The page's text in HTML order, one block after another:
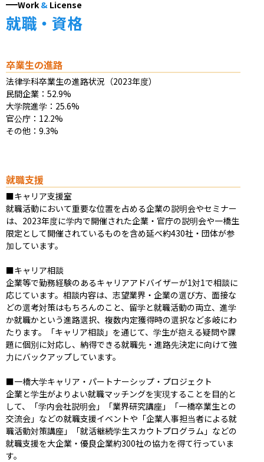
Work & License
就職・資格
卒業生の進路
法律学科卒業生の進路状況（2023年度）
民間企業：52.9%
大学院進学：25.6%
官公庁：12.2%
その他：9.3%
就職支援
■キャリア支援室
就職活動において重要な位置を占める企業の説明会やセミナー
は、2023年度に学内で開催された企業・官庁の説明会や一橋生
限定として開催されているものを含め延べ約430社・団体が参
加しています。
■キャリア相談
企業等で勤務経験のあるキャリアアドバイザーが1対1で相談に
応じています。相談内容は、志望業界・企業の選び方、面接な
どの選考対策はもちろんのこと、留学と就職活動の両立、進学
か就職かという進路選択、複数内定獲得時の選択など多岐にわ
たります。「キャリア相談」を通じて、学生が抱える疑問や課
題に個別に対応し、納得できる就職先・進路先決定に向けて強
力にバックアップしています。
■一橋大学キャリア・パートナーシップ・プロジェクト
企業と学生がよりよい就職マッチングを実現することを目的と
して、「学内会社説明会」「業界研究講座」「一橋卒業生との
交流会」などの就職支援イベントや「企業人事担当者による就
職活動対策講座」「就活継続学生スカウトプログラム」などの
就職支援を大企業・優良企業約300社の協力を得て行っていま
す。